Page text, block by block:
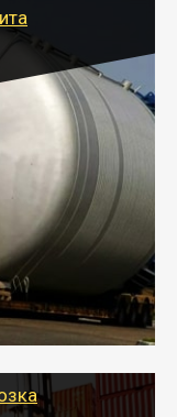
грузов
на
вам
и